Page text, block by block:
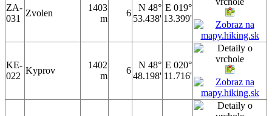
ZA-
031
Zvolen
1403
m
6
N 48°
53.438'
E 019°
13.399'
KE-
022
Kyprov
1402
m
6
N 48°
48.198'
E 020°
11.716'